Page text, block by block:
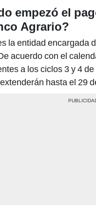
acuerdo con el
a los ciclos 3 y 4
hasta el 29